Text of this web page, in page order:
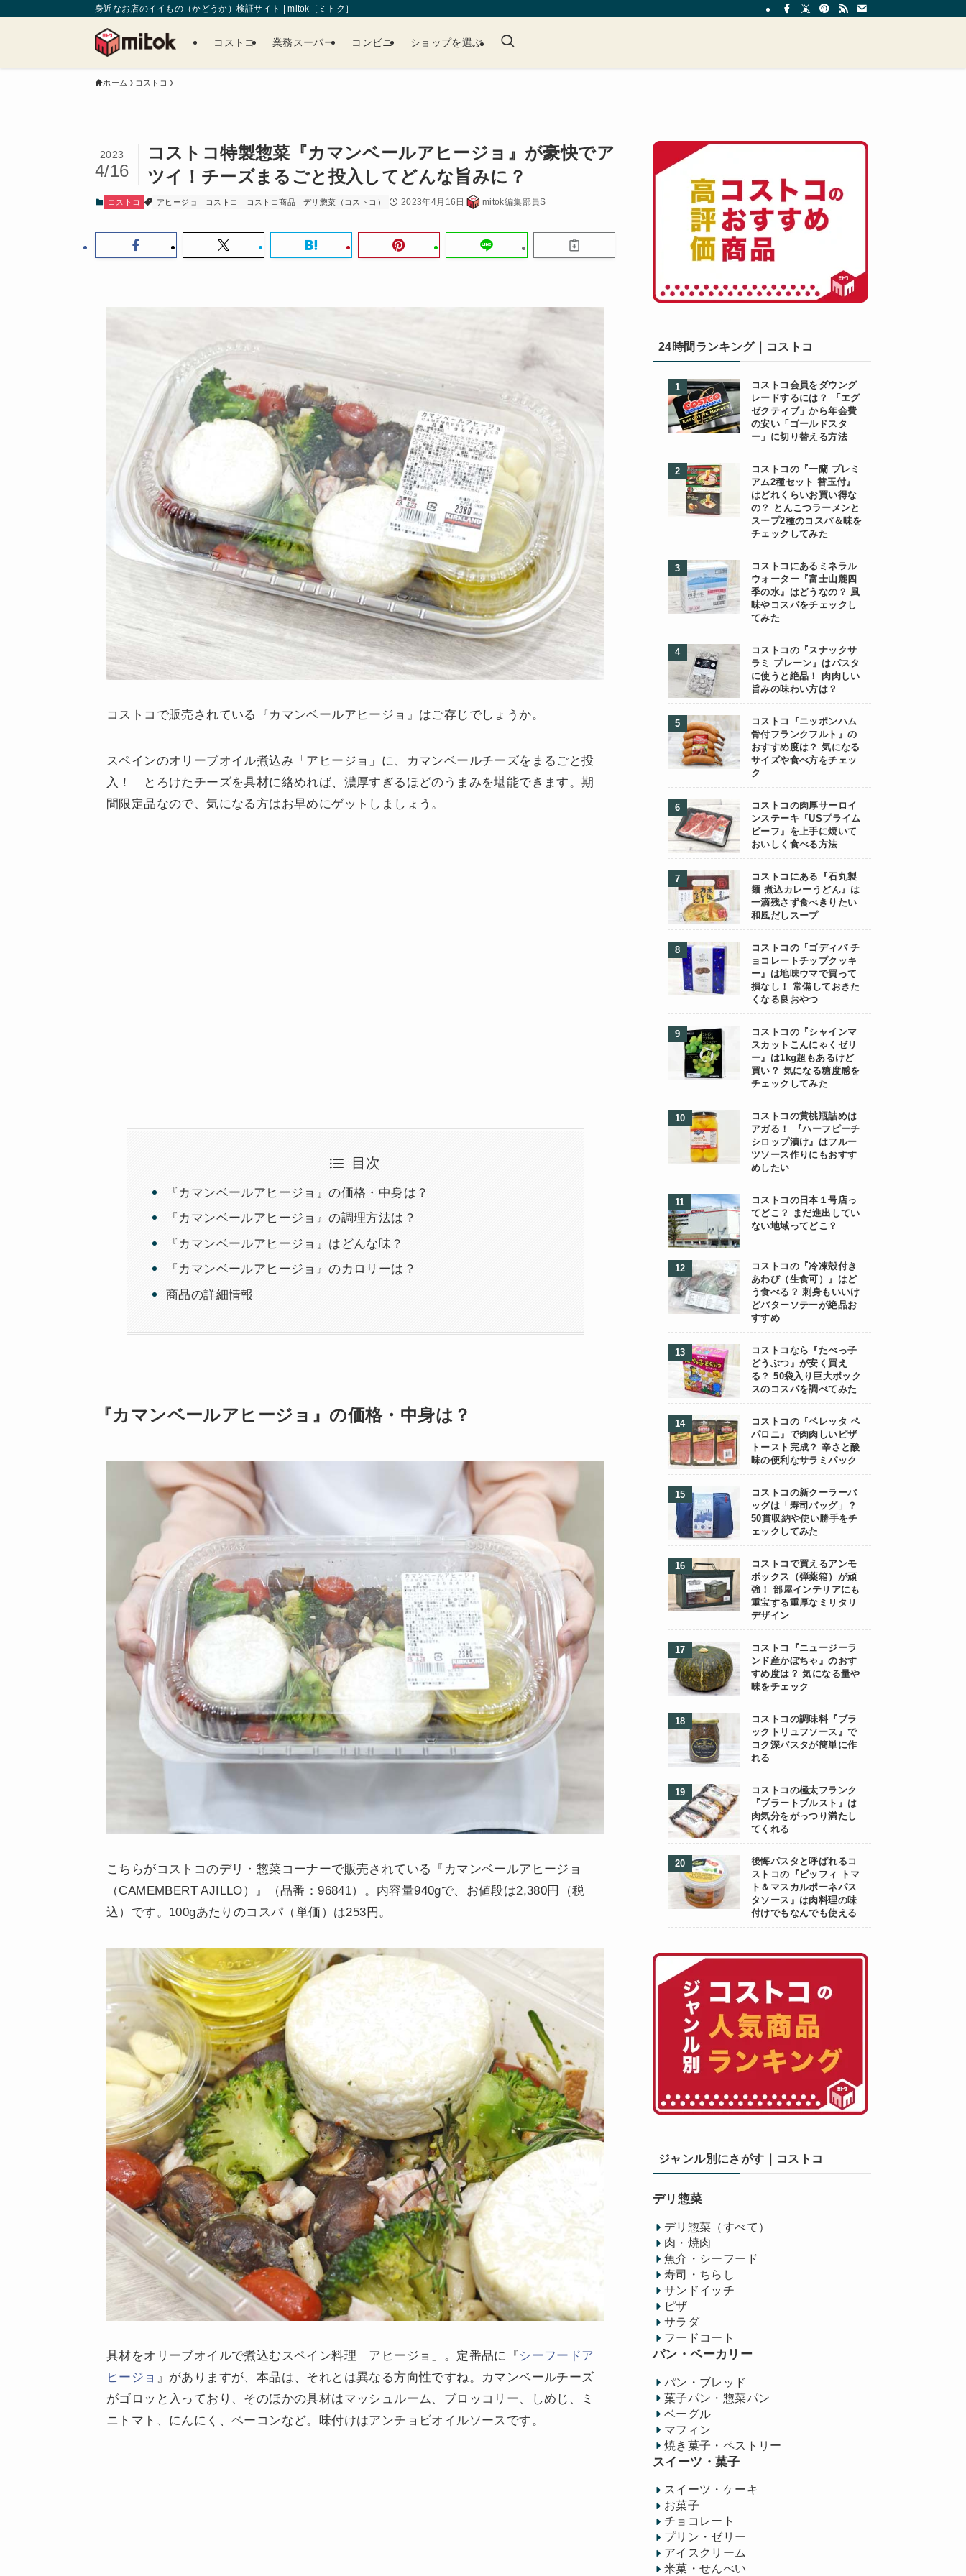
身近なお店のイイもの（かどうか）検証サイト | mitok［ミトク］
コストコ 業務スーパー コンビニ ショップを選ぶ
ホーム コストコ
コストコ特製惣菜『カマンベールアヒージョ』が豪快でア
ツイ！チーズまるごと投入してどんな旨みに？
2023
4/16
コストコ アヒージョ コストコ コストコ商品 デリ惣菜（コストコ） 2023年4月16日 mitok編集部員S
コストコで販売されている『カマンベールアヒージョ』はご存じでしょうか。
スペインのオリーブオイル煮込み「アヒージョ」に、カマンベールチーズをまるごと投
入！ とろけたチーズを具材に絡めれば、濃厚すぎるほどのうまみを堪能できます。期
間限定品なので、気になる方はお早めにゲットしましょう。
目次
『カマンベールアヒージョ』の価格・中身は？
『カマンベールアヒージョ』の調理方法は？
『カマンベールアヒージョ』はどんな味？
『カマンベールアヒージョ』のカロリーは？
商品の詳細情報
『カマンベールアヒージョ』の価格・中身は？
こちらがコストコのデリ・惣菜コーナーで販売されている『カマンベールアヒージョ
（CAMEMBERT AJILLO）』（品番：96841）。内容量940gで、お値段は2,380円（税
込）です。100gあたりのコスパ（単価）は253円。
具材をオリーブオイルで煮込むスペイン料理「アヒージョ」。定番品に『 シーフードア
ヒージョ 』がありますが、本品は、それとは異なる方向性ですね。カマンベールチーズ
がゴロッと入っており、そのほかの具材はマッシュルーム、ブロッコリー、しめじ、ミ
ニトマト、にんにく、ベーコンなど。味付けはアンチョビオイルソースです。
24時間ランキング｜コストコ
コストコ会員をダウング
レードするには？ 「エグ
ゼクティブ」から年会費
の安い「ゴールドスタ
ー」に切り替える方法
コストコの『一蘭 プレミ
アム2種セット 替玉付』
はどれくらいお買い得な
の？ とんこつラーメンと
スープ2種のコスパ＆味を
チェックしてみた
コストコにあるミネラル
ウォーター『富士山麓四
季の水』はどうなの？ 風
味やコスパをチェックし
てみた
コストコの『スナックサ
ラミ プレーン』はパスタ
に使うと絶品！ 肉肉しい
旨みの味わい方は？
コストコ『ニッポンハム
骨付フランクフルト』の
おすすめ度は？ 気になる
サイズや食べ方をチェッ
ク
コストコの肉厚サーロイ
ンステーキ『USプライム
ビーフ』を上手に焼いて
おいしく食べる方法
コストコにある『石丸製
麺 煮込カレーうどん』は
一滴残さず食べきりたい
和風だしスープ
コストコの『ゴディバ チ
ョコレートチップクッキ
ー』は地味ウマで買って
損なし！ 常備しておきた
くなる良おやつ
コストコの『シャインマ
スカットこんにゃくゼリ
ー』は1kg超もあるけど
買い？ 気になる糖度感を
チェックしてみた
コストコの黄桃瓶詰めは
アガる！ 『ハーフピーチ
シロップ漬け』はフルー
ツソース作りにもおすす
めしたい
コストコの日本１号店っ
てどこ？ まだ進出してい
ない地域ってどこ？
コストコの『冷凍殻付き
あわび（生食可）』はど
う食べる？ 刺身もいいけ
どバターソテーが絶品お
すすめ
コストコなら『たべっ子
どうぶつ』が安く買え
る？ 50袋入り巨大ボック
スのコスパを調べてみた
コストコの『ベレッタ ペ
パロニ』で肉肉しいピザ
トースト完成？ 辛さと酸
味の便利なサラミパック
コストコの新クーラーバ
ッグは「寿司バッグ」？
50貫収納や使い勝手をチ
ェックしてみた
コストコで買えるアンモ
ボックス（弾薬箱）が頑
強！ 部屋インテリアにも
重宝する重厚なミリタリ
デザイン
コストコ『ニュージーラ
ンド産かぼちゃ』のおす
すめ度は？ 気になる量や
味をチェック
コストコの調味料『ブラ
ックトリュフソース』で
コク深パスタが簡単に作
れる
コストコの極太フランク
『ブラートブルスト』は
肉気分をがっつり満たし
てくれる
後悔パスタと呼ばれるコ
ストコの『ビッフィ トマ
ト＆マスカルポーネパス
タソース』は肉料理の味
付けでもなんでも使える
ジャンル別にさがす｜コストコ
デリ惣菜
デリ惣菜（すべて）
肉・焼肉
魚介・シーフード
寿司・ちらし
サンドイッチ
ピザ
サラダ
フードコート
パン・ベーカリー
パン・ブレッド
菓子パン・惣菜パン
ベーグル
マフィン
焼き菓子・ペストリー
スイーツ・菓子
スイーツ・ケーキ
お菓子
チョコレート
プリン・ゼリー
アイスクリーム
米菓・せんべい